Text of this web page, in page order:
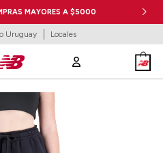
MAYORES A $5000
Uruguay Locales